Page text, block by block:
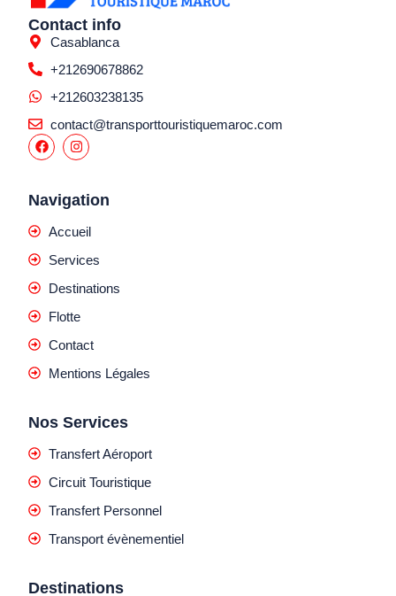
Contact info
Casablanca
+212690678862
+212603238135
contact@transporttouristiquemaroc.com
Navigation
Accueil
Services
Destinations
Flotte
Contact
Mentions Légales
Nos Services
Transfert Aéroport
Circuit Touristique
Transfert Personnel
Transport évènementiel
Destinations